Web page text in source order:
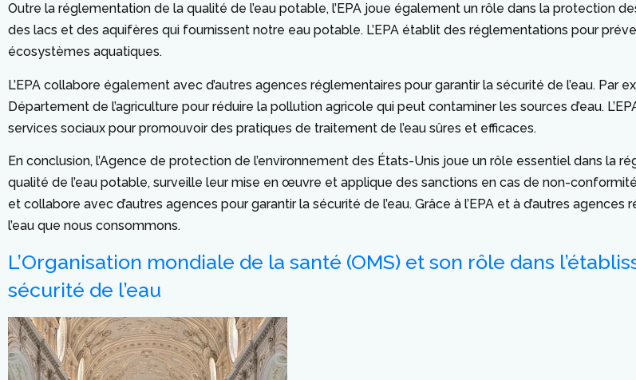
Outre la réglementation de la qualité de l’eau potable, l’EPA joue également un rôle dans la protection
des lacs et des aquifères qui fournissent notre eau potable. L’EPA établit des réglementations pour
écosystèmes aquatiques.
L’EPA collabore également avec d’autres agences réglementaires pour garantir la sécurité de l’eau. Par
Département de l’agriculture pour réduire la pollution agricole qui peut contaminer les sources d’eau.
services sociaux pour promouvoir des pratiques de traitement de l’eau sûres et efficaces.
En conclusion, l’Agence de protection de l’environnement des États-Unis joue un rôle essentiel dans la
qualité de l’eau potable, surveille leur mise en œuvre et applique des sanctions en cas de non-
et collabore avec d’autres agences pour garantir la sécurité de l’eau. Grâce à l’EPA et à d’autres
l’eau que nous consommons.
L’Organisation mondiale de la santé (OMS) et son rôle dans
sécurité de l’eau